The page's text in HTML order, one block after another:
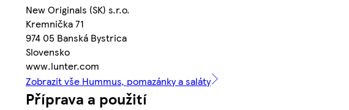
New Originals (SK) s.r.o.
Kremnička 71
974 05 Banská Bystrica
Slovensko
www.lunter.com
Zobrazit vše Hummus, pomazánky a saláty
Příprava a použití